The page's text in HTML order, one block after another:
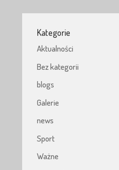
Kategorie
Aktualności
Bez kategorii
blogs
Galerie
news
Sport
Ważne